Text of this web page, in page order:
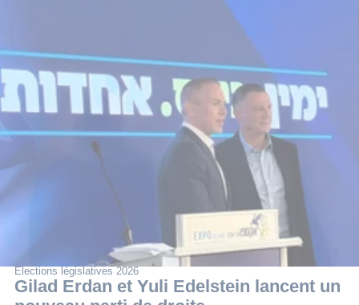
Élections législatives 2026
Gilad Erdan et Yuli Edelstein lancent un